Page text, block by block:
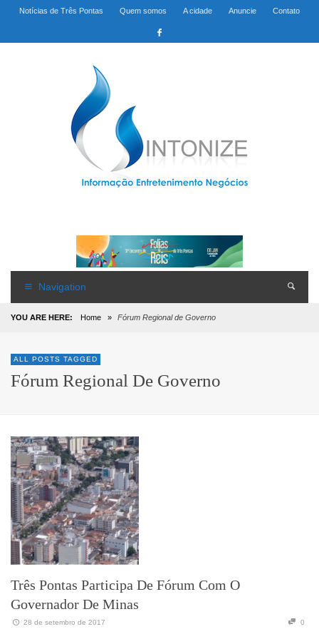
Notícias de Três Pontas Quem somos A cidade Anuncie Contato
Navigation
YOU ARE HERE: Home » Fórum Regional de Governo
ALL POSTS TAGGED
Fórum Regional De Governo
Três Pontas Participa De Fórum Com O
Governador De Minas
28 de setembro de 2017 0